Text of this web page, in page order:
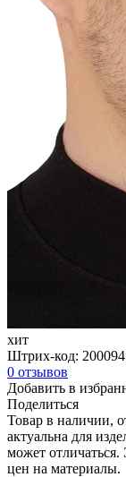
хит
Штрих-код:
0 отзывов
Добавить в
Поделиться
Товар в наличии,
актуальна для
может
цен на материалы.